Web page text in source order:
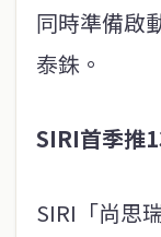
同時準備啟
泰銖。
SIRI首季推
SIRI「尚思